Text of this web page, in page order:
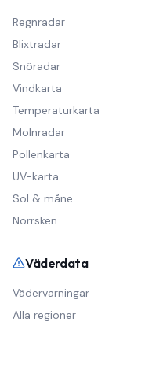
Regnradar
Blixtradar
Snöradar
Vindkarta
Temperaturkarta
Molnradar
Pollenkarta
UV-karta
Sol & måne
Norrsken
Väderdata
Vädervarningar
Alla regioner